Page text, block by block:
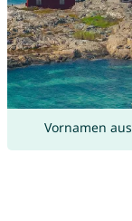
Vornamen